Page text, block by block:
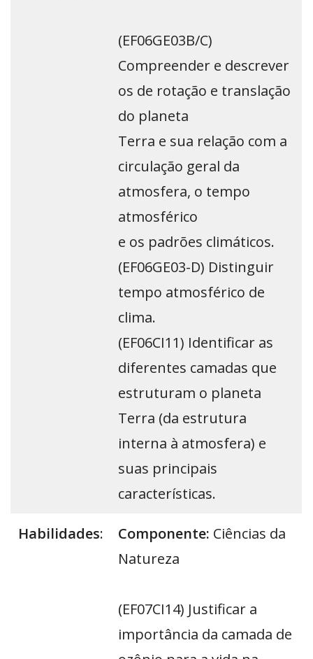
(EF06GE03B/C)
Compreender e descrever
os de rotação e translação
do planeta
Terra e sua relação com a
circulação geral da
atmosfera, o tempo
atmosférico
e os padrões climáticos.
(EF06GE03-D) Distinguir
tempo atmosférico de
clima.
(EF06CI11) Identificar as
diferentes camadas que
estruturam o planeta
Terra (da estrutura
interna à atmosfera) e
suas principais
características.
Habilidades: Componente: Ciências da
Natureza
(EF07CI14) Justificar a
importância da camada de